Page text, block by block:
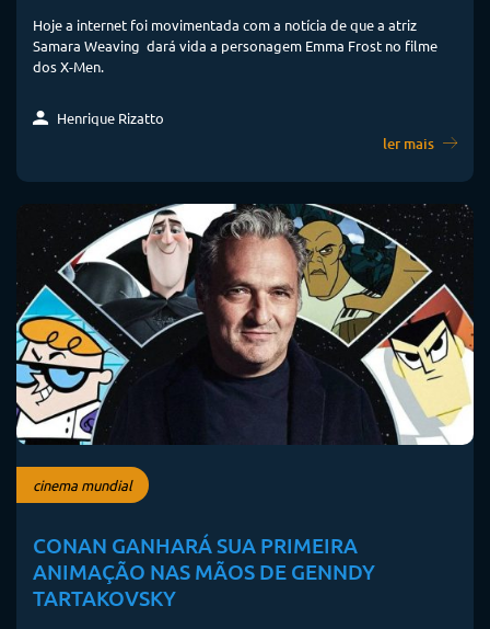
Hoje a internet foi movimentada com a notícia de que a atriz
Samara Weaving dará vida a personagem Emma Frost no filme
dos X-Men.
Henrique Rizatto
ler mais
cinema mundial
CONAN GANHARÁ SUA PRIMEIRA
ANIMAÇÃO NAS MÃOS DE GENNDY
TARTAKOVSKY